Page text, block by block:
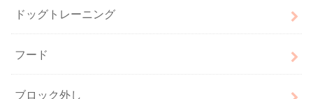
ドッグトレーニング
フード
ブロック外し